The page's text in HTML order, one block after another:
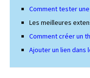
Comment tester
Les meilleures
Comment créer un
Ajouter un lien dans